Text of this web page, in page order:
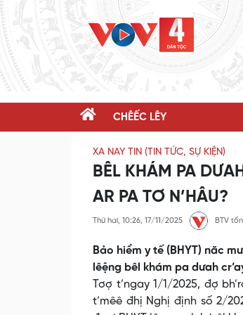
CHÊẾC LÊY
XA NAY TIN (TIN TỨC, SỰ KIỆN)
BÊL KHÁM PA
AR PA TƠ N’HÂU?
Thứ hai, 10:26, 17/11/2025 BTV
Bảo hiểm y tế (BHYT) năc
lêệng bêl khám pa dưah
Tơợ t’ngay 1/1/2025, đợ
t’mêê đhị Nghị định số 2/